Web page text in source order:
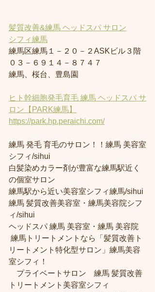
髪質改善&練馬 ヘッドスパ サロン
シフィ練馬
練馬区練馬１－２０－２ASKビル３階
０３－６９１４－８７４７
練馬、桜台、豊島園
ヒト幹細胞発毛育毛 練馬 ヘッドスパ サ
ロン【PARK練馬】
https://park.hp.peraichi.com/
練馬 発毛 育毛のサロン！！練馬 美容室
シフィ/sihui
白髪染めカラー剤が豊富な練馬駅近く
の個室サロン
練馬駅から近い美容室シフィ練馬/sihui
練馬 髪質改善美容室・練馬美容院シフ
ィ/sihui
ヘッドスパ 練馬 美容室・練馬 美容院
練馬トリートメントなら「髪質改善ト
リートメント特化型サロン」練馬美容
室シフィ！
プライベートサロン　練馬 髪質改善
トリートメント美容室シフィ